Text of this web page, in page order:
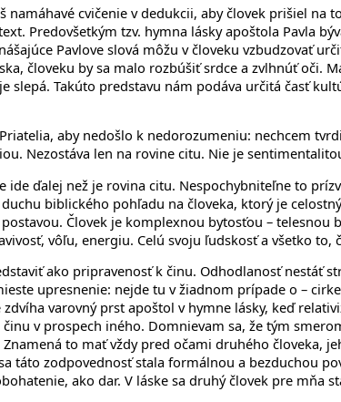
cvičenie v dedukcii, aby človek prišiel
Predovšetkým tzv. hymna lásky apoštola Pavla
Pavlove slová môžu v človeku vzbudzovať
človeku by sa malo rozbúšiť srdce a zvlhnúť
slepá. Takúto predstavu nám podáva určitá časť
aby nedošlo k nedorozumeniu: nechcem
Nezostáva len na rovine citu. Nie je
ide ďalej než je rovina citu. Nespochybniteľne to
duchu biblického pohľadu na človeka, ktorý je
Človek je komplexnou bytosťou –
vôľu, energiu. Celú svoju ľudskosť a všetko to,
ako pripravenosť k činu. Odhodlanosť nestáť
upresnenie: nejde tu v žiadnom prípade o –
varovný prst apoštol v hymne lásky, keď
v prospech iného. Domnievam sa, že tým
Znamená to mať vždy pred očami druhého
táto zodpovednosť stala formálnou a bezduchou
ako dar. V láske sa druhý človek pre mňa